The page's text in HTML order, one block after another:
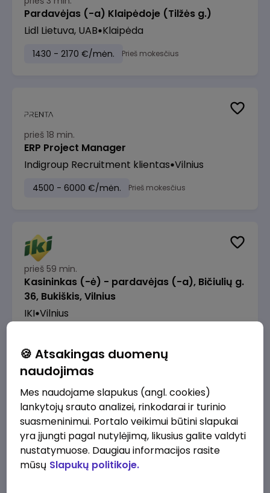
Pardavėjas (-a) Klaipėdoje (Tilžės g.)
Lidl Lietuva, UAB Klaipėda
1430 - 2170 €/mėn. Prieš mokesčius
prieš 18 min.
ERP Project Manager
Indigroup Recruitment klientas Vilnius
4500 - 6000 €/mėn. Prieš mokesčius
prieš 59 min.
Kasininkas (-ė) - pardavėjas (-a), Bičiulių g.
36, Bukiškis, Vilnius
IKI Vilnius
prieš 1 val.
Prekių surinkėjas (-a) - pickeris, Senasis
Ukmergės kelias 8, Avižieniai
IKI Vilnius
🍪 Atsakingas duomenų
naudojimas
Mes naudojame slapukus (angl. cookies)
lankytojų srauto analizei, rinkodarai ir turinio
suasmeninimui. Portalo veikimui būtini slapukai
yra įjungti pagal nutylėjimą, likusius galite valdyti
nustatymuose. Daugiau informacijos rasite
mūsų Slapukų politikoje.